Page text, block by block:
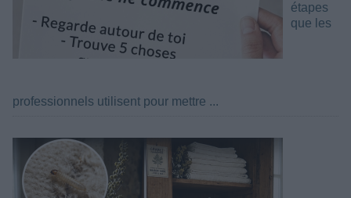
étapes
que les
professionnels utilisent pour mettre ...